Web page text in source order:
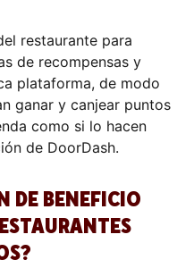
restaurante para
de recompensas y
plataforma, de modo
ganar y canjear puntos
como si lo hacen
de DoorDash.
DE BENEFICIO